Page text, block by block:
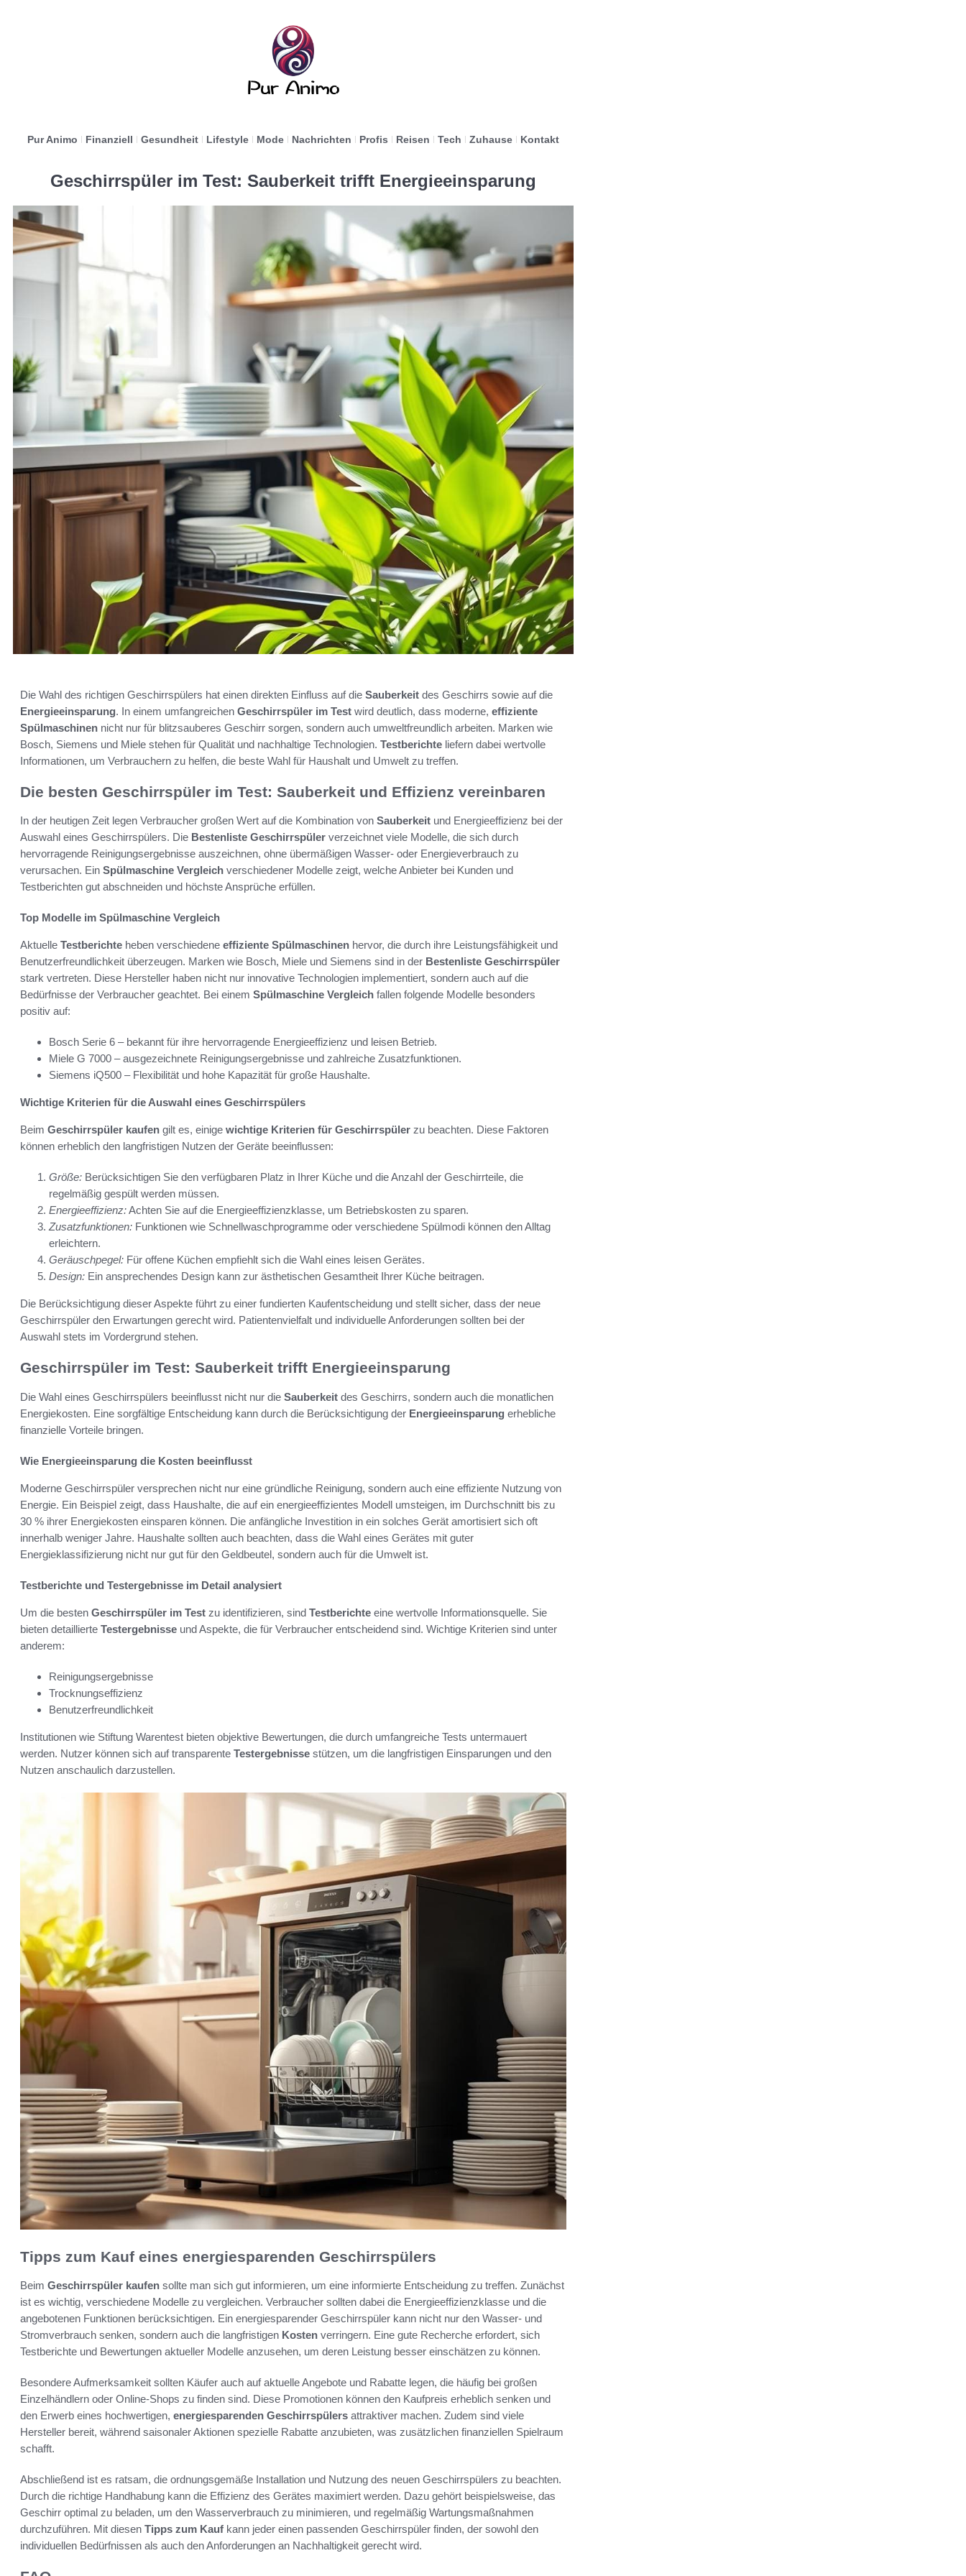
Pur Animo Finanziell Gesundheit Lifestyle Mode Nachrichten Profis Reisen Tech Zuhause Kontakt
Geschirrspüler im Test: Sauberkeit trifft Energieeinsparung
Die Wahl des richtigen Geschirrspülers hat einen direkten Einfluss auf die Sauberkeit des Geschirrs sowie auf die
Energieeinsparung. In einem umfangreichen Geschirrspüler im Test wird deutlich, dass moderne, effiziente
Spülmaschinen nicht nur für blitzsauberes Geschirr sorgen, sondern auch umweltfreundlich arbeiten. Marken wie
Bosch, Siemens und Miele stehen für Qualität und nachhaltige Technologien. Testberichte liefern dabei wertvolle
Informationen, um Verbrauchern zu helfen, die beste Wahl für Haushalt und Umwelt zu treffen.
Die besten Geschirrspüler im Test: Sauberkeit und Effizienz vereinbaren
In der heutigen Zeit legen Verbraucher großen Wert auf die Kombination von Sauberkeit und Energieeffizienz bei der
Auswahl eines Geschirrspülers. Die Bestenliste Geschirrspüler verzeichnet viele Modelle, die sich durch
hervorragende Reinigungsergebnisse auszeichnen, ohne übermäßigen Wasser- oder Energieverbrauch zu
verursachen. Ein Spülmaschine Vergleich verschiedener Modelle zeigt, welche Anbieter bei Kunden und
Testberichten gut abschneiden und höchste Ansprüche erfüllen.
Top Modelle im Spülmaschine Vergleich
Aktuelle Testberichte heben verschiedene effiziente Spülmaschinen hervor, die durch ihre Leistungsfähigkeit und
Benutzerfreundlichkeit überzeugen. Marken wie Bosch, Miele und Siemens sind in der Bestenliste Geschirrspüler
stark vertreten. Diese Hersteller haben nicht nur innovative Technologien implementiert, sondern auch auf die
Bedürfnisse der Verbraucher geachtet. Bei einem Spülmaschine Vergleich fallen folgende Modelle besonders
positiv auf:
Bosch Serie 6 – bekannt für ihre hervorragende Energieeffizienz und leisen Betrieb.
Miele G 7000 – ausgezeichnete Reinigungsergebnisse und zahlreiche Zusatzfunktionen.
Siemens iQ500 – Flexibilität und hohe Kapazität für große Haushalte.
Wichtige Kriterien für die Auswahl eines Geschirrspülers
Beim Geschirrspüler kaufen gilt es, einige wichtige Kriterien für Geschirrspüler zu beachten. Diese Faktoren
können erheblich den langfristigen Nutzen der Geräte beeinflussen:
Größe: Berücksichtigen Sie den verfügbaren Platz in Ihrer Küche und die Anzahl der Geschirrteile, die
regelmäßig gespült werden müssen.
Energieeffizienz:Achten Sie auf die Energieeffizienzklasse, um Betriebskosten zu sparen.
Zusatzfunktionen: Funktionen wie Schnellwaschprogramme oder verschiedene Spülmodi können den Alltag
erleichtern.
Geräuschpegel: Für offene Küchen empfiehlt sich die Wahl eines leisen Gerätes.
Design: Ein ansprechendes Design kann zur ästhetischen Gesamtheit Ihrer Küche beitragen.
Die Berücksichtigung dieser Aspekte führt zu einer fundierten Kaufentscheidung und stellt sicher, dass der neue
Geschirrspüler den Erwartungen gerecht wird. Patientenvielfalt und individuelle Anforderungen sollten bei der
Auswahl stets im Vordergrund stehen.
Geschirrspüler im Test: Sauberkeit trifft Energieeinsparung
Die Wahl eines Geschirrspülers beeinflusst nicht nur die Sauberkeit des Geschirrs, sondern auch die monatlichen
Energiekosten. Eine sorgfältige Entscheidung kann durch die Berücksichtigung der Energieeinsparung erhebliche
finanzielle Vorteile bringen.
Wie Energieeinsparung die Kosten beeinflusst
Moderne Geschirrspüler versprechen nicht nur eine gründliche Reinigung, sondern auch eine effiziente Nutzung von
Energie. Ein Beispiel zeigt, dass Haushalte, die auf ein energieeffizientes Modell umsteigen, im Durchschnitt bis zu
30 % ihrer Energiekosten einsparen können. Die anfängliche Investition in ein solches Gerät amortisiert sich oft
innerhalb weniger Jahre. Haushalte sollten auch beachten, dass die Wahl eines Gerätes mit guter
Energieklassifizierung nicht nur gut für den Geldbeutel, sondern auch für die Umwelt ist.
Testberichte und Testergebnisse im Detail analysiert
Um die besten Geschirrspüler im Test zu identifizieren, sind Testberichte eine wertvolle Informationsquelle. Sie
bieten detaillierte Testergebnisse und Aspekte, die für Verbraucher entscheidend sind. Wichtige Kriterien sind unter
anderem:
Reinigungsergebnisse
Trocknungseffizienz
Benutzerfreundlichkeit
Institutionen wie Stiftung Warentest bieten objektive Bewertungen, die durch umfangreiche Tests untermauert
werden. Nutzer können sich auf transparente Testergebnisse stützen, um die langfristigen Einsparungen und den
Nutzen anschaulich darzustellen.
Tipps zum Kauf eines energiesparenden Geschirrspülers
Beim Geschirrspüler kaufen sollte man sich gut informieren, um eine informierte Entscheidung zu treffen. Zunächst
ist es wichtig, verschiedene Modelle zu vergleichen. Verbraucher sollten dabei die Energieeffizienzklasse und die
angebotenen Funktionen berücksichtigen. Ein energiesparender Geschirrspüler kann nicht nur den Wasser- und
Stromverbrauch senken, sondern auch die langfristigen Kosten verringern. Eine gute Recherche erfordert, sich
Testberichte und Bewertungen aktueller Modelle anzusehen, um deren Leistung besser einschätzen zu können.
Besondere Aufmerksamkeit sollten Käufer auch auf aktuelle Angebote und Rabatte legen, die häufig bei großen
Einzelhändlern oder Online-Shops zu finden sind. Diese Promotionen können den Kaufpreis erheblich senken und
den Erwerb eines hochwertigen, energiesparenden Geschirrspülers attraktiver machen. Zudem sind viele
Hersteller bereit, während saisonaler Aktionen spezielle Rabatte anzubieten, was zusätzlichen finanziellen Spielraum
schafft.
Abschließend ist es ratsam, die ordnungsgemäße Installation und Nutzung des neuen Geschirrspülers zu beachten.
Durch die richtige Handhabung kann die Effizienz des Gerätes maximiert werden. Dazu gehört beispielsweise, das
Geschirr optimal zu beladen, um den Wasserverbrauch zu minimieren, und regelmäßig Wartungsmaßnahmen
durchzuführen. Mit diesen Tipps zum Kauf kann jeder einen passenden Geschirrspüler finden, der sowohl den
individuellen Bedürfnissen als auch den Anforderungen an Nachhaltigkeit gerecht wird.